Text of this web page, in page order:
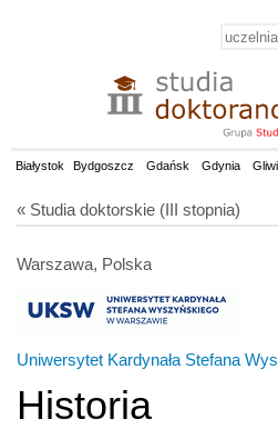
Białystok Bydgoszcz Gdańsk Gdynia
« Studia doktorskie (III stopnia)
Warszawa, Polska
Uniwersytet Kardynała Stefana
Historia